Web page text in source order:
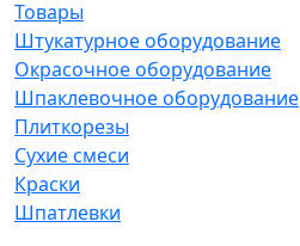
Товары
Штукатурное оборудование
Окрасочное оборудование
Шпаклевочное оборудование
Плиткорезы
Сухие смеси
Краски
Шпатлевки